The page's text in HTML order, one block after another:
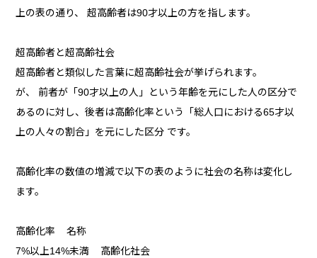
上の表の通り、 超高齢者は90才以上の方を指します。
超高齢者と超高齢社会
超高齢者と類似した言葉に超高齢社会が挙げられます。
が、 前者が「90才以上の人」という年齢を元にした人の区分で
あるのに対し、後者は高齢化率という「総人口における65才以
上の人々の割合」を元にした区分 です。
高齢化率の数値の増減で以下の表のように社会の名称は変化し
ます。
高齢化率 名称
7%以上14%未満 高齢化社会